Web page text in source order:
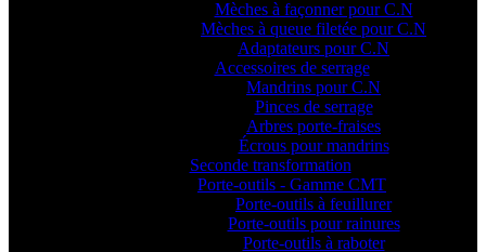
Mèches à façonner pour C.N
Mèches à queue filetée pour C.N
Adaptateurs pour C.N
Accessoires de serrage
Mandrins pour C.N
Pinces de serrage
Arbres porte-fraises
Écrous pour mandrins
Seconde transformation
Porte-outils - Gamme CMT
Porte-outils à feuillurer
Porte-outils pour rainures
Porte-outils à raboter